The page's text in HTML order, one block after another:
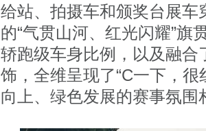
给站、拍摄车和颁奖台展
的“气贯山河、红光闪耀”旗
轿跑级车身比例，以及融
饰，全维呈现了“C一下，
向上、绿色发展的赛事氛围